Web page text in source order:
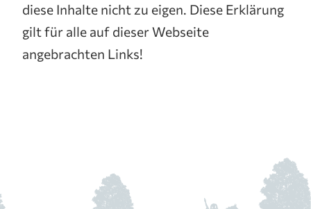
diese Inhalte nicht zu eigen. Diese Erklärung
gilt für alle auf dieser Webseite
angebrachten Links!